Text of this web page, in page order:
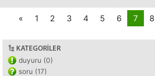
« 1 2 3 4 5 6 7 8
KATEGORILER
duyuru (0)
soru (17)